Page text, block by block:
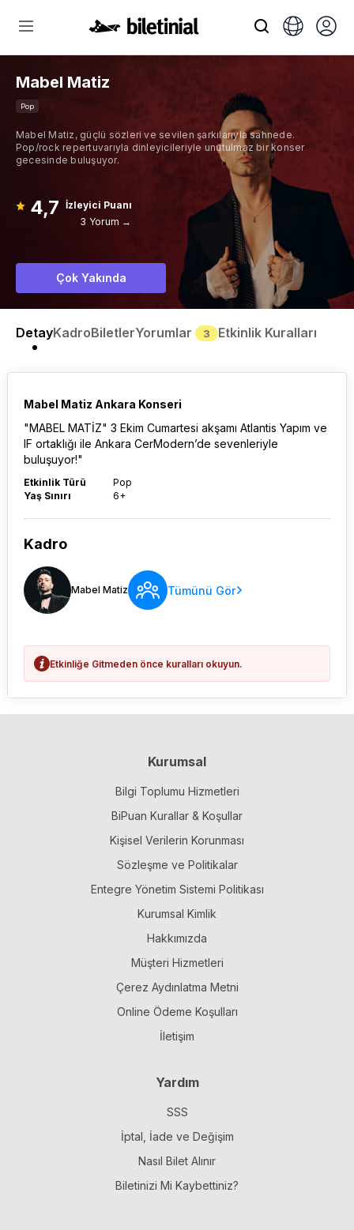
Mabel Matiz
Pop
Mabel Matiz, güçlü sözleri ve sevilen şarkılarıyla sahnede.
Pop/rock repertuvarıyla dinleyicileriyle unutulmaz bir konser
gecesinde buluşuyor.
4,7 İzleyici Puanı
3 Yorum →
Çok Yakında
DetayKadroBiletlerYorumlar 3 Etkinlik Kuralları
Mabel Matiz Ankara Konseri
"MABEL MATİZ" 3 Ekim Cumartesi akşamı Atlantis Yapım ve
IF ortaklığı ile Ankara CerModern’de sevenleriyle
buluşuyor!"
Etkinlik Türü
Pop
Yaş Sınırı
6+
Kadro
Mabel Matiz Tümünü Gör
Etkinliğe Gitmeden önce kuralları okuyun.
Kurumsal
Bilgi Toplumu Hizmetleri
BiPuan Kurallar & Koşullar
Kişisel Verilerin Korunması
Sözleşme ve Politikalar
Entegre Yönetim Sistemi Politikası
Kurumsal Kimlik
Hakkımızda
Müşteri Hizmetleri
Çerez Aydınlatma Metni
Online Ödeme Koşulları
İletişim
Yardım
SSS
İptal, İade ve Değişim
Nasıl Bilet Alınır
Biletinizi Mi Kaybettiniz?